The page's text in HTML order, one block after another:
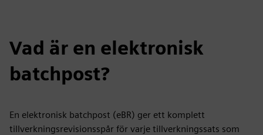
Vad är en elektronisk
batchpost?
En elektronisk batchpost (eBR) ger ett komplett
tillverkningsrevisionsspår för varje tillverkningssats som